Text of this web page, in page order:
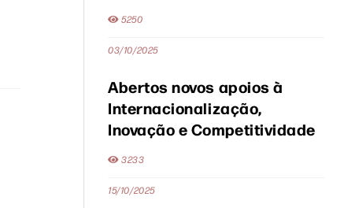
5250
03/10/2025
Abertos novos apoios à
Internacionalização,
Inovação e Competitividade
3233
15/10/2025